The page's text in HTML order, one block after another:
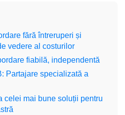
fără întreruperi și
vedere al costurilor
fiabilă, independentă
Partajare specializată a
celei mai bune soluții pentru